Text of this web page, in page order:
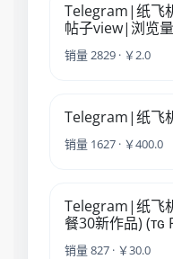
Telegram|纸飞
帖子view|浏览量
销量 2829 · ￥2.0
Telegram|纸飞
销量 1627 · ￥400.0
Telegram|纸飞
餐30新作品) (ᴛɢ
销量 827 · ￥30.0